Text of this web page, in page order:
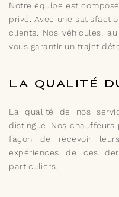
Notre équipe est
privé. Avec une
clients. Nos véhicules,
vous garantir un trajet
La qualité
La qualité de nos
distingue. Nos
façon de recevoir
expériences de ces
particuliers.